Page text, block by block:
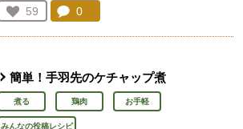
お気に入り登録：
59
人が登録
コメント：
0
簡単！手羽先のケチャップ煮
煮る 鶏肉 お手軽
みんなの投稿レシピ